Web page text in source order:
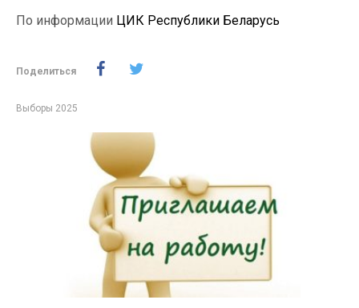
По информации ЦИК Республики Беларусь
Поделиться
Выборы 2025